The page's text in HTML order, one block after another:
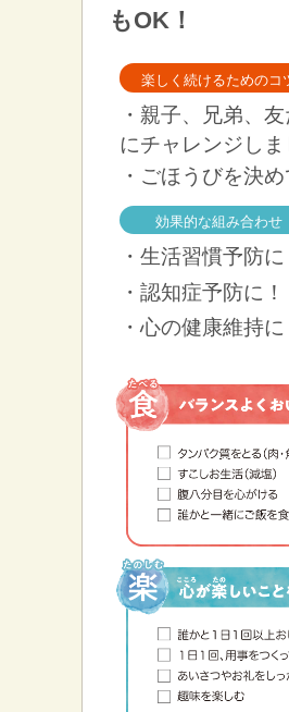
もOK！
楽しく続けるためのコ
・親子、兄弟、
にチャレンジしま
・ごほうびを決
効果的な組み合わせ
・生活習慣予防に
・認知症予防に！
・心の健康維持に